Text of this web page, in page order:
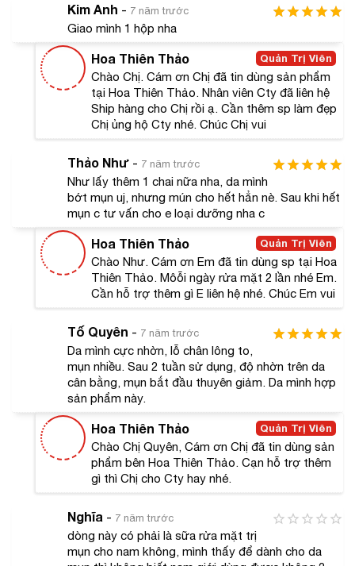
một số thành phần khác như: Water (Aqua), PPG-26-
Buteth-26, PEG-40 Hydrogenated Castor Oil, Butylene
Glycol, Cimicifuga Racemosa Root Extract, Camellia
Oleifera Leaf Extract, Silver Citrate, Menthol, PEG-150
Distearate, Zea Mays (Corn) Starch, Hydrolyzed Corn
Starch, Hydrolyzed Corn Starch Octenylsuccinate,
Glyceryl Stearate, Cocamidopropyl Dimethylamine,
Polysorbate 80, Citric Acid, Tetrasodium EDTA,
Chlorphenesin, Methylisothiazolinone, Limonene, Citrus
(Citronella) Oil, Citrus Medica Limonum (Lemon) Peel Oil,
Citrus Aurantifolia (Lime) Oil, Lavandula Hybrida Oil,
Citrus Nobilis (Mandarin Orange) Peel Oil, Prunus
Kim Anh - 7 năm trước
Giao mình 1 hộp nha
Quản Trị Viên
Hoa Thiên Thảo
Chào Chị. Cám ơn Chị đã tin dùng sản phẩm
tại Hoa Thiên Thảo. Nhân viên Cty đã liên hệ
Ship hàng cho Chị rồi ạ. Cần thêm sp làm đẹp
Chị ủng hộ Cty nhé. Chúc Chị vui
Thảo Như - 7 năm trước
Như lấy thêm 1 chai nữa nha, da mình
bớt mụn uj, nhưng mún cho hết hẳn nè. Sau khi hết
mụn c tư vấn cho e loại dưỡng nha c
Quản Trị Viên
Hoa Thiên Thảo
Chào Như. Cám ơn Em đã tin dùng sp tại Hoa
Thiên Thảo. Môỗi ngày rửa mặt 2 lần nhé Em.
Cần hỗ trợ thêm gì E liên hệ nhé. Chúc Em vui
Tố Quyên - 7 năm trước
Da mình cực nhờn, lỗ chân lông to,
mụn nhiều. Sau 2 tuần sử dụng, độ nhờn trên da
cân bằng, mụn bắt đầu thuyên giảm. Da mình hợp
sản phẩm này.
Quản Trị Viên
Hoa Thiên Thảo
Chào Chị Quyên, Cám ơn Chị đã tin dùng sản
phẩm bên Hoa Thiên Thảo. Cạn hỗ trợ thêm
gì thì Chị cho Cty hay nhé.
Nghĩa - 7 năm trước
dòng này có phải là sữa rửa mặt trị
mụn cho nam không, mình thấy để dành cho da